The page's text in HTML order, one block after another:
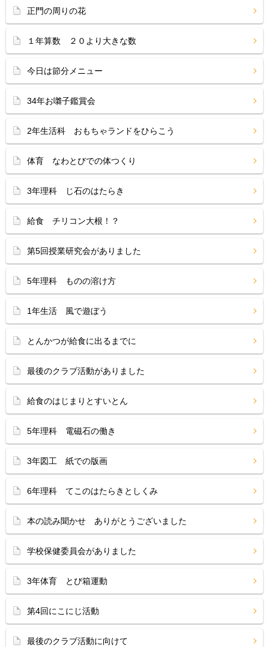
正門の周りの花
１年算数 ２０より大きな数
今日は節分メニュー
34年お囃子鑑賞会
2年生活科 おもちゃランドをひらこう
体育 なわとびでの体つくり
3年理科 じ石のはたらき
給食 チリコン大根！？
第5回授業研究会がありました
5年理科 ものの溶け方
1年生活 風で遊ぼう
とんかつが給食に出るまでに
最後のクラブ活動がありました
給食のはじまりとすいとん
5年理科 電磁石の働き
3年図工 紙での版画
6年理科 てこのはたらきとしくみ
本の読み聞かせ ありがとうございました
学校保健委員会がありました
3年体育 とび箱運動
第4回にこにじ活動
最後のクラブ活動に向けて